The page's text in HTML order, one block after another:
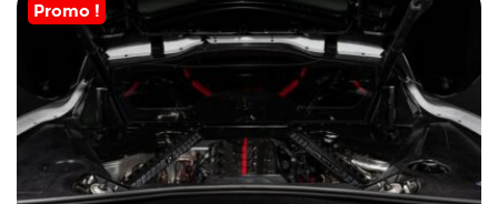
Promo !